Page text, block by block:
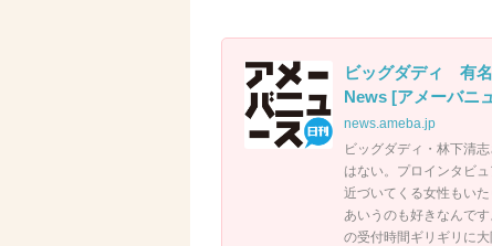
ビッグダディ 有
News [アメーバニ
news.ameba.jp
ビッグダディ・林下清
はない。プロインタビ
近づいてくる女性もい
あいうのも好きなんで
の受付時間ギリギリに